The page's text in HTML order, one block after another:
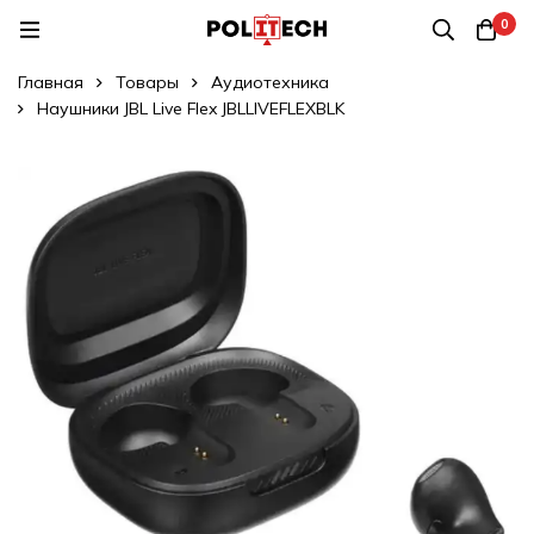
0
Главная Товары
Аудиотехника
Наушники JBL Live Flex JBLLIVEFLEXBLK